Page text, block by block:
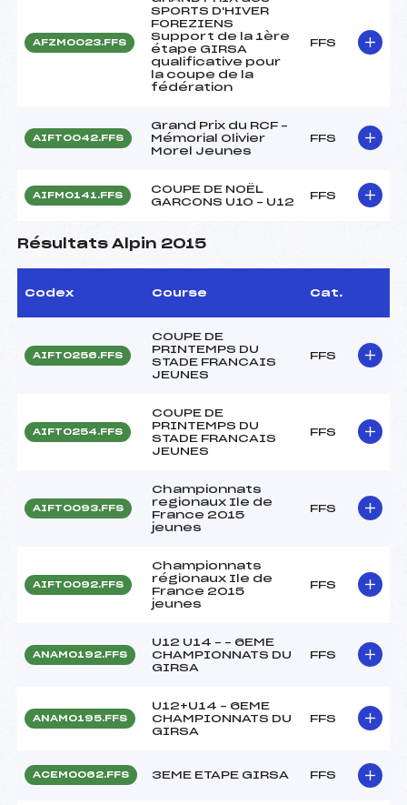
AFZM0023.FFS
SPORTS D'HIVER
FOREZIENS
Support de la 1ère
étape GIRSA
qualificative pour
la coupe de la
fédération
FFS
AIFT0042.FFS
Grand Prix du RCF –
Mémorial Olivier
Morel Jeunes
FFS
AIFM0141.FFS
COUPE DE NOËL
GARCONS U10 – U12
FFS
Résultats Alpin 2015
Codex Course Cat.
AIFT0256.FFS
COUPE DE
PRINTEMPS DU
STADE FRANCAIS
JEUNES
FFS
AIFT0254.FFS
COUPE DE
PRINTEMPS DU
STADE FRANCAIS
JEUNES
FFS
AIFT0093.FFS
Championnats
regionaux Ile de
France 2015
jeunes
FFS
AIFT0092.FFS
Championnats
régionaux Ile de
France 2015
jeunes
FFS
ANAM0192.FFS
U12 U14 – – 6EME
CHAMPIONNATS DU
GIRSA
FFS
ANAM0195.FFS
U12+U14 – 6EME
CHAMPIONNATS DU
GIRSA
FFS
ACEM0062.FFS 3EME ETAPE GIRSA FFS